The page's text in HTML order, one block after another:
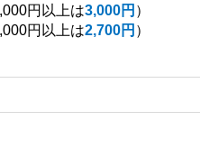
円以上は3,000円 ）
円以上は2,700円 ）